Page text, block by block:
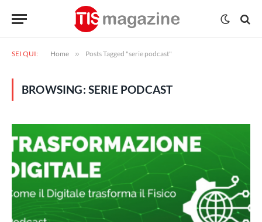
SEI QUI: Home » Posts Tagged "serie podcast"
BROWSING: SERIE PODCAST